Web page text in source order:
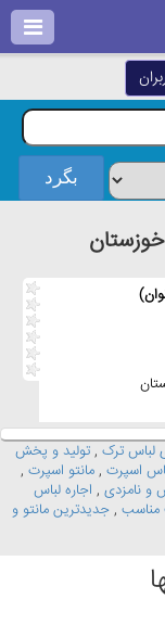
لباس ترک , تولید و پخش
اسپرت , مانتو اسپرت ,
نامزدی , اجاره لباس
مناسب , جدیدترین مانتو و